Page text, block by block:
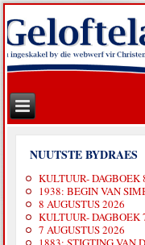
NUUTSTE BYDRAES
KULTUUR- DAGBOEK
1938: BEGIN VAN
8 AUGUSTUS 2026
KULTUUR- DAGBOEK
7 AUGUSTUS 2026